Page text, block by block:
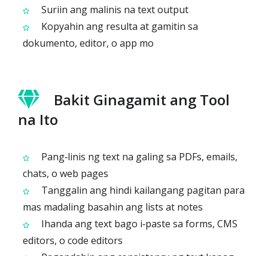
Suriin ang malinis na text output
Kopyahin ang resulta at gamitin sa
dokumento, editor, o app mo
Bakit Ginagamit ang Tool
na Ito
Pang‑linis ng text na galing sa PDFs, emails,
chats, o web pages
Tanggalin ang hindi kailangang pagitan para
mas madaling basahin ang lists at notes
Ihanda ang text bago i‑paste sa forms, CMS
editors, o code editors